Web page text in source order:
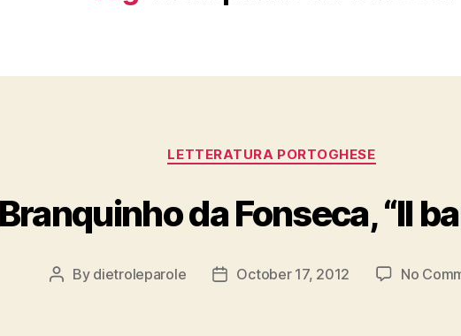
Categories
LETTERATURA PORTOGHESE
Branquinho da Fonseca, “Il
Post
By dietroleparole
PostOctober 17, 2012 No